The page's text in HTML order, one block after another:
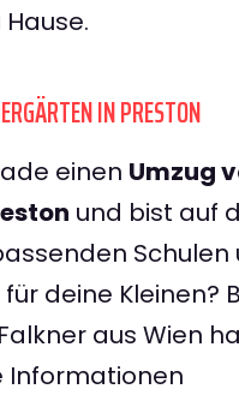
IN PRESTON
einen Umzug
und bist auf
Schulen
deine Kleinen?
aus Wien
Informationen